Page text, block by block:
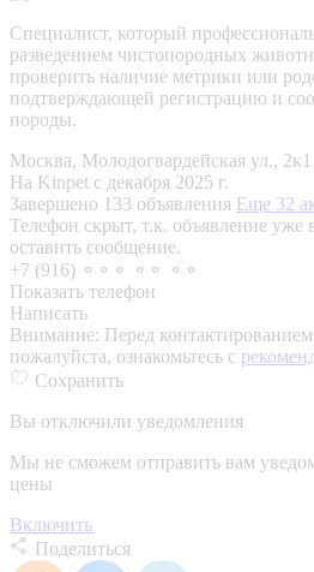
Специалист, который
разведением чистопородных
проверить наличие метрики или
подтверждающей регистрацию и
породы.
Москва, Молодогвардейская ул., 2к1
На Kinpet c декабря 2025 г.
Завершено 133 объявления Еще 32
Телефон скрыт, т.к. объявление
оставить сообщение.
+7 (916) ⚬⚬⚬ ⚬⚬ ⚬⚬
Показать телефон
Написать
Внимание: Перед
пожалуйста, ознакомьтесь с
Сохранить
Вы отключили уведомления
Мы не сможем отправить вам
цены
Включить
Поделиться